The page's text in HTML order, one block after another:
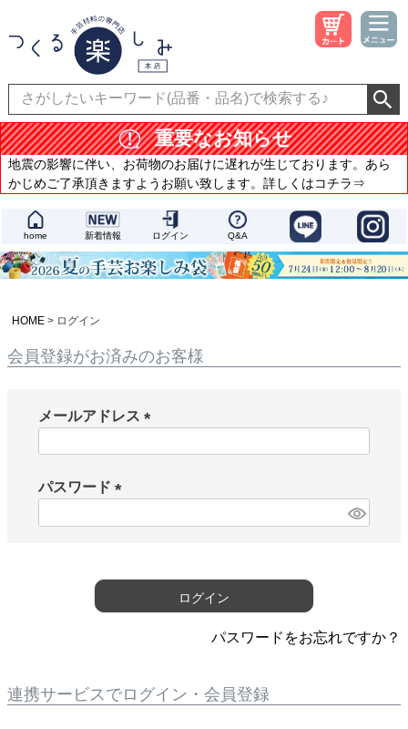
重要なお知らせ
地震の影響に伴い、お荷物のお届けに遅れが生じております。あら
かじめご了承頂きますようお願い致します。詳しくはコチラ⇒
home 新着情報 ログイン Q&A
HOME ログイン
会員登録がお済みのお客様
メールアドレス
パスワード
)
ログイン
パスワードをお忘れですか？
連携サービスでログイン・会員登録